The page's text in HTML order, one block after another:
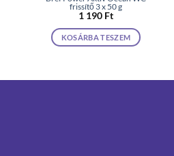
frissítő 3 x 50 g
1 190 Ft
KOSÁRBA TESZEM